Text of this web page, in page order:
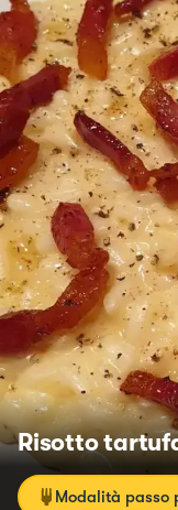
Risotto
Modalità passo